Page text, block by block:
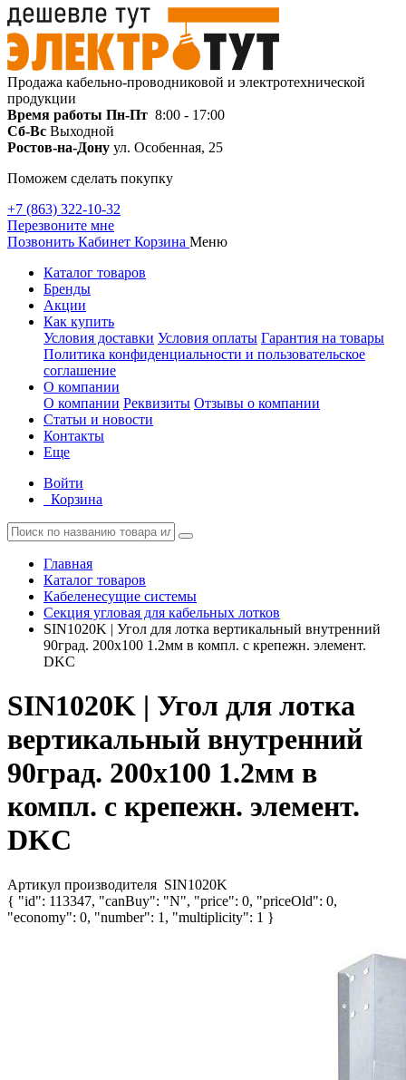
Продажа кабельно-проводниковой и электротехнической
продукции
Время работы Пн-Пт 8:00 - 17:00
Сб-Вс Выходной
Ростов-на-Дону ул. Особенная, 25
Поможем сделать покупку
+7 (863) 322-10-32
Перезвоните мне
Позвонить Кабинет Корзина Меню
Каталог товаров
Бренды
Акции
Как купить
Условия доставки Условия оплаты Гарантия на товары
Политика конфиденциальности и пользовательское
соглашение
О компании
О компании Реквизиты Отзывы о компании
Статьи и новости
Контакты
Еще
Войти
Корзина
Главная
Каталог товаров
Кабеленесущие системы
Секция угловая для кабельных лотков
SIN1020K | Угол для лотка вертикальный внутренний
90град. 200х100 1.2мм в компл. с крепежн. элемент.
DKC
SIN1020K | Угол для лотка
вертикальный внутренний
90град. 200х100 1.2мм в
компл. с крепежн. элемент.
DKC
Артикул производителя SIN1020K
{ "id": 113347, "canBuy": "N", "price": 0, "priceOld": 0,
"economy": 0, "number": 1, "multiplicity": 1 }